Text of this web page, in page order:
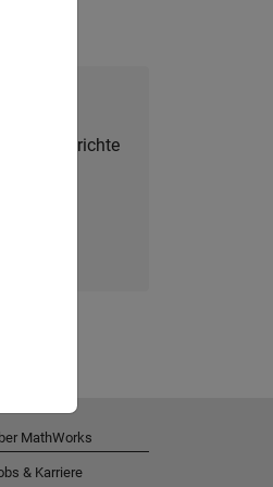
Berichte
MathWorks
& Karriere